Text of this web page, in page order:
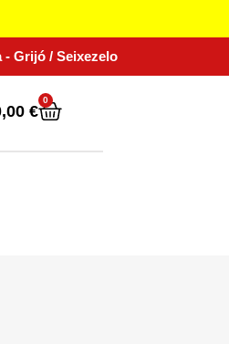
- Grijó / Seixezelo
€
0